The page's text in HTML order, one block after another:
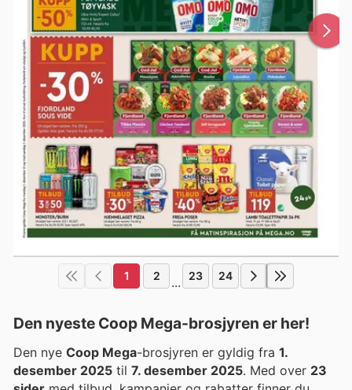
1 2 ... 23 24
Den nyeste Coop Mega-brosjyren er her!
Den nye Coop Mega-brosjyren er gyldig fra 1.
desember 2025 til 7. desember 2025. Med over 23